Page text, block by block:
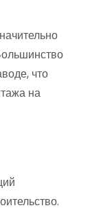
что
на